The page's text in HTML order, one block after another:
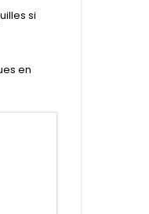
si
en